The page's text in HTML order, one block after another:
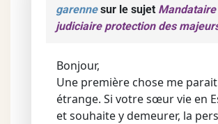
garennesur le sujet Mandataire
judiciaire protection des
Bonjour,
Une première chose me parait
étrange. Si votre sœur vie en
et souhaite y demeurer, la